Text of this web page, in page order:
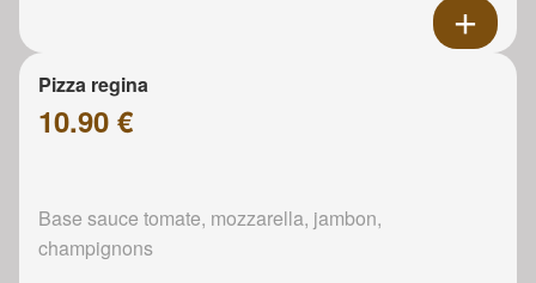
Pizza regina
10.90 €
Base sauce tomate, mozzarella, jambon,
champignons